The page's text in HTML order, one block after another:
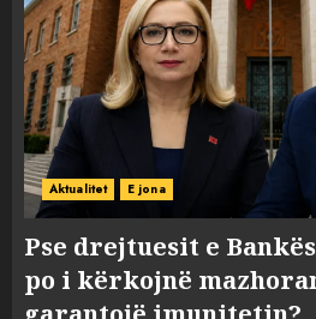
Aktualitet E jona
Pse drejtuesit e
po i kërkojnë